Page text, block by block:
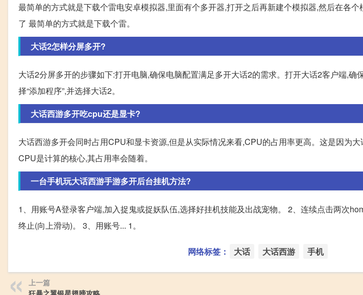
最简单的方式就是下载个雷电安卓模拟器,里面有个多开器,打开之后再新建个模拟器,然后在各
了 最简单的方式就是下载个雷。
大话2怎样分屏多开?
大话2分屏多开的步骤如下:打开电脑,确保电脑配置满足多开大话2的需求。打开大话2客户端,确
择“添加程序”,并选择大话2。
大话西游多开吃cpu还是显卡?
大话西游多开会同时占用CPU和显卡资源,但是从实际情况来看,CPU的占用率更高。这是因为
CPU是计算的核心,其占用率会随着。
一台手机玩大话西游手游多开后台挂机方法?
1、用账号A登录客户端,加入捉鬼或捉妖队伍,选择好挂机技能及出战宠物。 2、连续点击两次
终止(向上滑动)。 3、用账号... 1。
网络标签： 大话 大话西游 手机
上一篇
狂暴之翼银星翅膀攻略